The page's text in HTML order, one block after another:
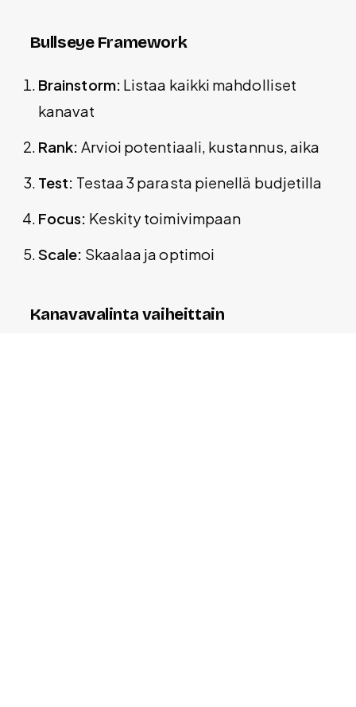
Bullseye Framework
Brainstorm: Listaa kaikki mahdolliset
kanavat
Rank: Arvioi potentiaali, kustannus, aika
Test: Testaa 3 parasta pienellä budjetilla
Focus: Keskity toimivimpaan
Scale: Skaalaa ja optimoi
Kanavavalinta vaiheittain